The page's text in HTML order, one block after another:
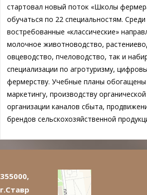
стартовал новый поток «Школы
обучаться по 22 специальностям.
востребованные «классические»
молочное животноводство,
овцеводство, пчеловодство, так и
специализации по агротуризму,
фермерству. Учебные планы
маркетингу, производству
организации каналов сбыта,
брендов сельскохозяйственной
355000,
г.Ставр